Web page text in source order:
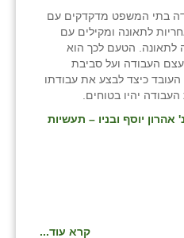
בתי המשפט מדקדקים עם
לתאונה ומקילים עם
לתאונה. הטעם לכך הוא
העבודה ועל סביבת
כיצד לבצע את עבודתו
יהיו בטוחים.
03-17 פלוני נ' אהרון יוסף ובניו – תעשיות
קרא עוד...